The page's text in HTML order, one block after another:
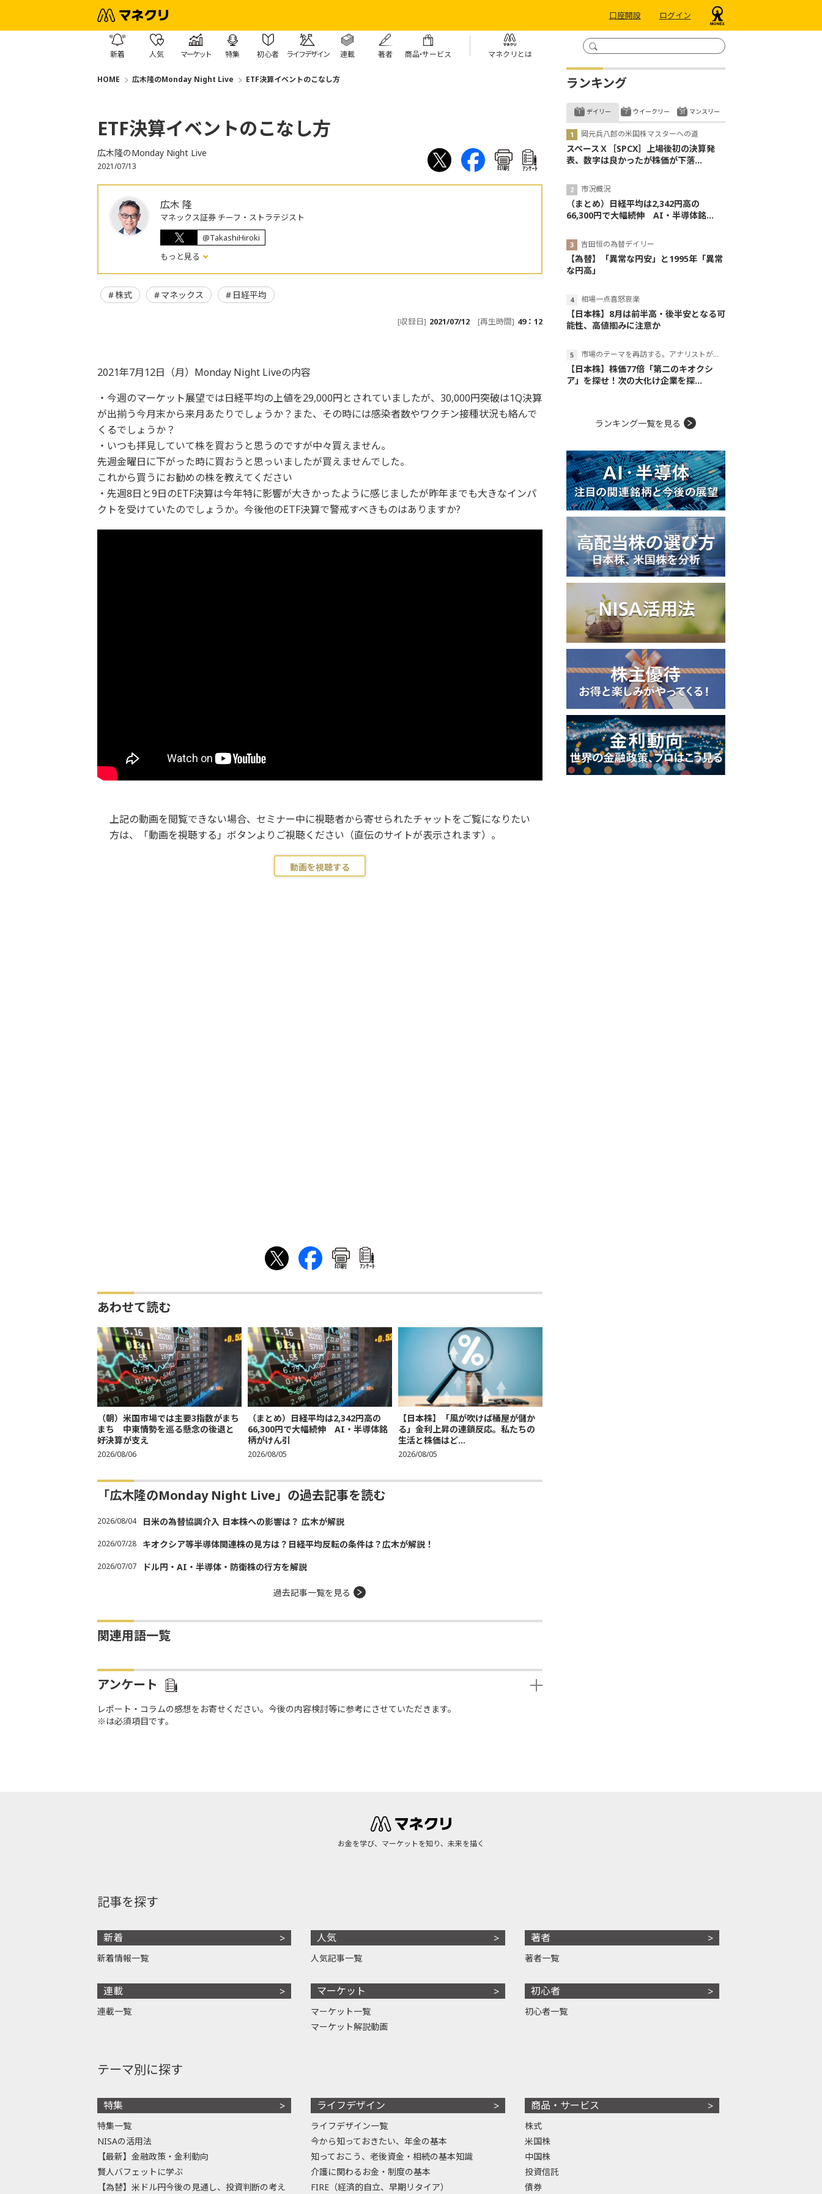
口座開設 ログイン
新着 人気 マーケット 特集 初心者 ライフデザイン 連載 著者 商品・サービス マネクリとは
HOME 広木隆のMonday Night Live ETF決算イベントのこなし方
ETF決算イベントのこなし方
広木隆のMonday Night Live
2021/07/13 印刷 ｱﾝｹｰﾄ
広木 隆
マネックス証券 チーフ・ストラテジスト
@TakashiHiroki
もっと見る
株式 マネックス 日経平均
[収録日] 2021/07/12 [再生時間] 49：12
2021年7月12日（月）Monday Night Liveの内容
・​今週のマーケット展望では日経平均の上値を29,000円とされていましたが、30,000円突破は1Q決算
が出揃う今月末から来月あたりでしょうか？また、その時には感染者数やワクチン接種状況も絡んで
くるでしょうか？
​・いつも拝見していて株を買おうと思うのですが中々買えません。
先週金曜日に下がった時に買おうと思っいましたが買えませんでした。
これから買うにお勧めの株を教えてください
​・先週8日と9日のETF決算は今年特に影響が大きかったように感じましたが昨年までも大きなインパ
クトを受けていたのでしょうか。今後他のETF決算で警戒すべきものはありますか?
上記の動画を閲覧できない場合、セミナー中に視聴者から寄せられたチャットをご覧になりたい
方は、「動画を視聴する」ボタンよりご視聴ください（直伝のサイトが表示されます）。
動画を視聴する
印刷 ｱﾝｹｰﾄ
あわせて読む
（朝）米国市場では主要3指数がまち
まち 中東情勢を巡る懸念の後退と
好決算が支え
2026/08/06
（まとめ）日経平均は2,342円高の
66,300円で大幅続伸 AI・半導体銘
柄がけん引
2026/08/05
【日本株】「風が吹けば桶屋が儲か
る」金利上昇の連鎖反応。私たちの
生活と株価はど...
2026/08/05
「広木隆のMonday Night Live」の過去記事を読む
2026/08/04 日米の為替協調介入 日本株への影響は？ 広木が解説
2026/07/28 キオクシア等半導体関連株の見方は？日経平均反転の条件は？広木が解説！
2026/07/07 ドル円・AI・半導体・防衛株の行方を解説
過去記事一覧を見る
関連用語一覧
アンケート
レポート・コラムの感想をお寄せください。今後の内容検討等に参考にさせていただきます。
※は必須項目です。
ランキング
デイリー
岡元兵八郎の米国株マスターへの道
スペースＸ［SPCX］上場後初の決算発
表、数字は良かったが株価が下落...
市況概況
（まとめ）日経平均は2,342円高の
66,300円で大幅続伸 AI・半導体銘...
吉田恒の為替デイリー
【為替】「異常な円安」と1995年「異常
な円高」
相場一点喜怒哀楽
【日本株】8月は前半高・後半安となる可
能性、高値掴みに注意か
市場のテーマを再訪する。アナリストが読み解くテーマの本質
【日本株】株価77倍「第二のキオクシ
ア」を探せ！次の大化け企業を探...
ウイークリー マンスリー
ランキング一覧を見る
お金を学び、マーケットを知り、未来を描く
記事を探す
新着
新着情報一覧
連載
連載一覧
人気
人気記事一覧
マーケット
マーケット一覧
マーケット解説動画
著者
著者一覧
初心者
初心者一覧
テーマ別に探す
特集
特集一覧
NISAの活用法
【最新】金融政策・金利動向
賢人バフェットに学ぶ
【為替】米ドル円今後の見通し、投資判断の考え
ライフデザイン
ライフデザイン一覧
今から知っておきたい、年金の基本
知っておこう、老後資金・相続の基本知識
介護に関わるお金・制度の基本
FIRE（経済的自立、早期リタイア）
商品・サービス
株式
米国株
中国株
投資信託
債券